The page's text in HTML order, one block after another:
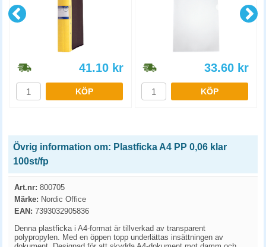
41.10 kr
KÖP
33.60 kr
KÖP
Övrig information om: Plastficka A4 PP 0,06 klar
100st/fp
Art.nr: 800705
Märke: Nordic Office
EAN: 7393032905836
Denna plastficka i A4-format är tillverkad av transparent
polypropylen. Med en öppen topp underlättas insättningen av